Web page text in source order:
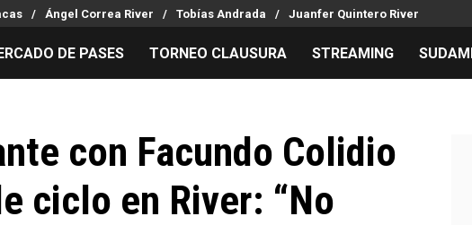
Ángel Correa River Tobías Andrada Juanfer Quintero River
Mercado de Pases
tácticos
Quintero
Coudet
Entradas
Hinchas
Los goles de River
Noticias
Guías
DE PASES TORNEO CLAUSURA STREAMING
con Facundo Colidio
ciclo en River: “No